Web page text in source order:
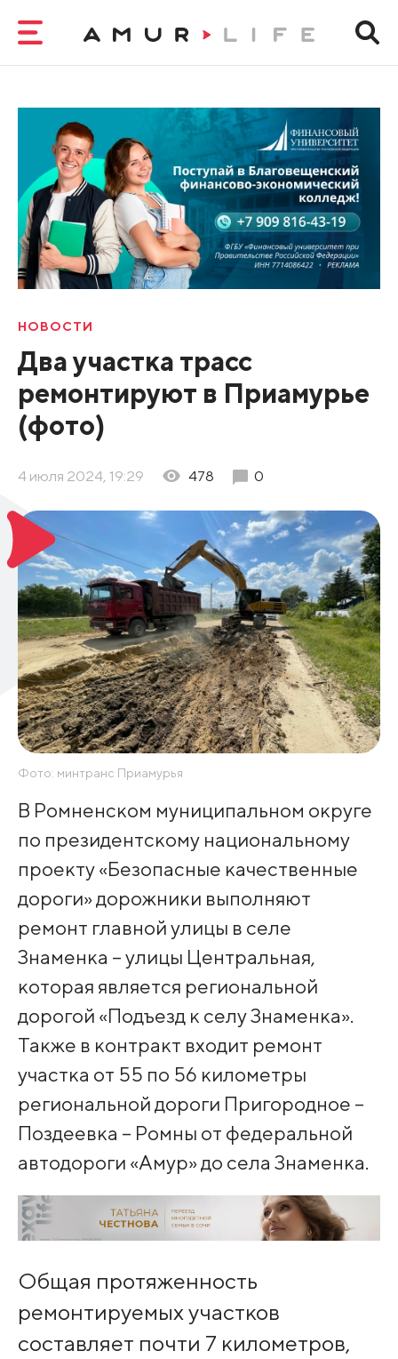
НОВОСТИ
Два участка трасс
ремонтируют в Приамурье
(фото)
4 июля 2024, 19:29 478 0
Фото: минтранс Приамурья
В Ромненском муниципальном округе
по президентскому национальному
проекту «Безопасные качественные
дороги» дорожники выполняют
ремонт главной улицы в селе
Знаменка – улицы Центральная,
которая является региональной
дорогой «Подъезд к селу Знаменка».
Также в контракт входит ремонт
участка от 55 по 56 километры
региональной дороги Пригородное –
Поздеевка – Ромны от федеральной
автодороги «Амур» до села Знаменка.
Общая протяженность
ремонтируемых участков
составляет почти 7 километров,